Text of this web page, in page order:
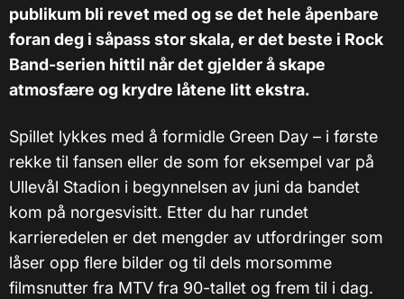
publikum bli revet med og se det hele åpenbare
foran deg i såpass stor skala, er det beste i Rock
Band-serien hittil når det gjelder å skape
atmosfære og krydre låtene litt ekstra.
Spillet lykkes med å formidle Green Day – i første
rekke til fansen eller de som for eksempel var på
Ullevål Stadion i begynnelsen av juni da bandet
kom på norgesvisitt. Etter du har rundet
karrieredelen er det mengder av utfordringer som
låser opp flere bilder og til dels morsomme
filmsnutter fra MTV fra 90-tallet og frem til i dag.